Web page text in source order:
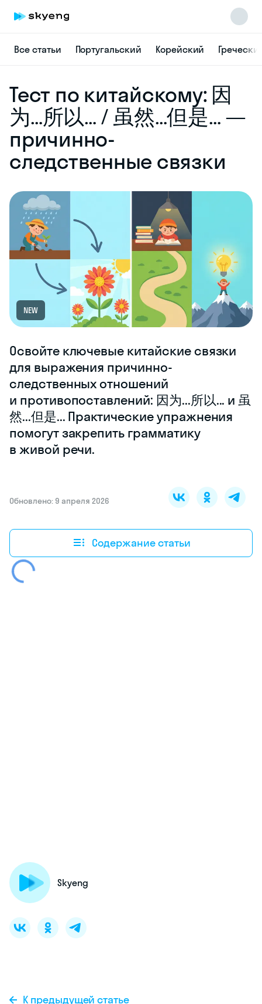
Все статьи Португальский Корейский
Тест по китайскому: 因
为…所以… / 虽然…但是… —
причинно-
следственные связки
NEW
Освойте ключевые китайские связки
для выражения причинно-
следственных отношений
и противопоставлений: 因为...所以... и 虽
然...但是... Практические упражнения
помогут закрепить грамматику
в живой речи.
Обновлено: 9 апреля 2026
Содержание статьи
Skyeng
К предыдущей статье
online